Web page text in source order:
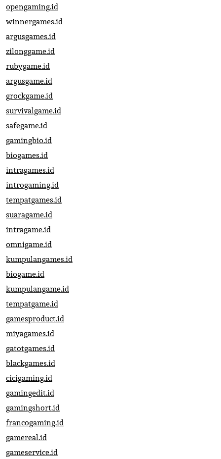
opengaming.id
winnergames.id
argusgames.id
zilonggame.id
rubygame.id
argusgame.id
grockgame.id
survivalgame.id
safegame.id
gamingbio.id
biogames.id
intragames.id
introgaming.id
tempatgames.id
suaragame.id
intragame.id
omnigame.id
kumpulangames.id
biogame.id
kumpulangame.id
tempatgame.id
gamesproduct.id
miyagames.id
gatotgames.id
blackgames.id
cicigaming.id
gamingedit.id
gamingshort.id
francogaming.id
gamereal.id
gameservice.id